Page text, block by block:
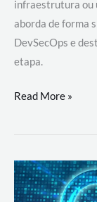
infraestrutura ou
aborda de forma
DevSecOps e
etapa.
DevSecOps
Prática:
Desenvolvimento,
Segurança
Read More »